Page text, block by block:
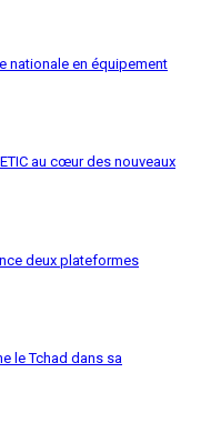
nationale en équipement
au cœur des nouveaux
deux plateformes
le Tchad dans sa